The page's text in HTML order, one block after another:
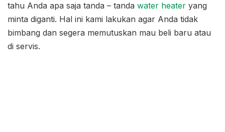
tahu Anda apa saja tanda – tanda water heater yang
minta diganti. Hal ini kami lakukan agar Anda tidak
bimbang dan segera memutuskan mau beli baru atau
di servis.